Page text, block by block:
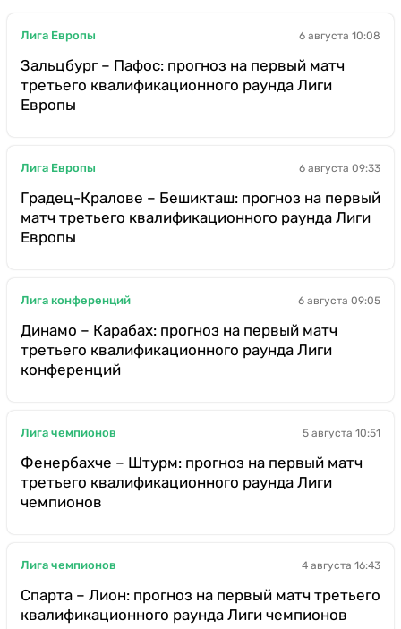
Лига Европы 6 августа 10:08
Зальцбург – Пафос: прогноз на первый матч
третьего квалификационного раунда Лиги
Европы
Лига Европы 6 августа 09:33
Градец-Кралове – Бешикташ: прогноз на первый
матч третьего квалификационного раунда Лиги
Европы
Лига конференций 6 августа 09:05
Динамо – Карабах: прогноз на первый матч
третьего квалификационного раунда Лиги
конференций
Лига чемпионов 5 августа 10:51
Фенербахче – Штурм: прогноз на первый матч
третьего квалификационного раунда Лиги
чемпионов
Лига чемпионов 4 августа 16:43
Спарта – Лион: прогноз на первый матч третьего
квалификационного раунда Лиги чемпионов